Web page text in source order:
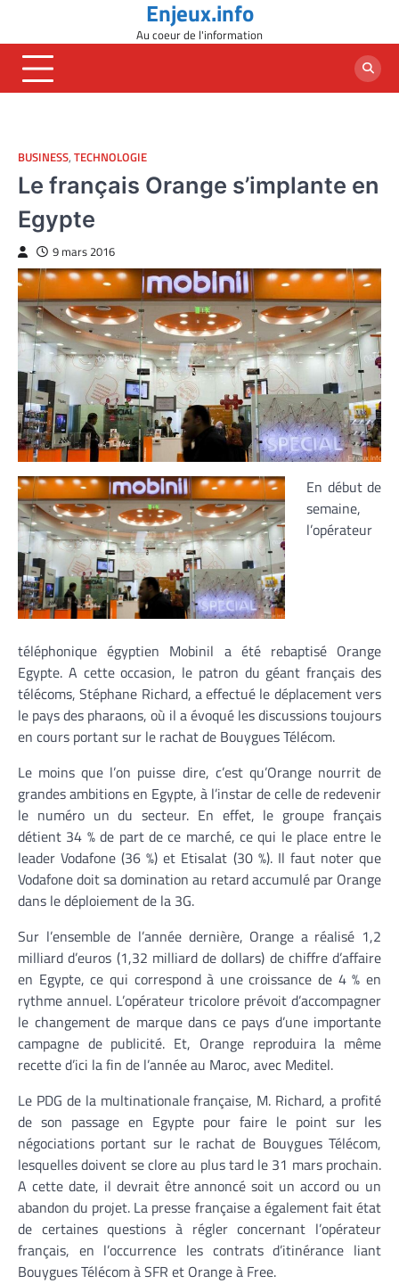
content
Enjeux.info
Au coeur de l'information
BUSINESS, TECHNOLOGIE
Le français Orange s’implante en
Egypte
9 mars 2016
En début de
semaine,
l’opérateur
téléphonique égyptien Mobinil a été rebaptisé Orange
Egypte. A cette occasion, le patron du géant français des
télécoms, Stéphane Richard, a effectué le déplacement vers
le pays des pharaons, où il a évoqué les discussions toujours
en cours portant sur le rachat de Bouygues Télécom.
Le moins que l’on puisse dire, c’est qu’Orange nourrit de
grandes ambitions en Egypte, à l’instar de celle de redevenir
le numéro un du secteur. En effet, le groupe français
détient 34 % de part de ce marché, ce qui le place entre le
leader Vodafone (36 %) et Etisalat (30 %). Il faut noter que
Vodafone doit sa domination au retard accumulé par Orange
dans le déploiement de la 3G.
Sur l’ensemble de l’année dernière, Orange a réalisé 1,2
milliard d’euros (1,32 milliard de dollars) de chiffre d’affaire
en Egypte, ce qui correspond à une croissance de 4 % en
rythme annuel. L’opérateur tricolore prévoit d’accompagner
le changement de marque dans ce pays d’une importante
campagne de publicité. Et, Orange reproduira la même
recette d’ici la fin de l’année au Maroc, avec Meditel.
Le PDG de la multinationale française, M. Richard, a profité
de son passage en Egypte pour faire le point sur les
négociations portant sur le rachat de Bouygues Télécom,
lesquelles doivent se clore au plus tard le 31 mars prochain.
A cette date, il devrait être annoncé soit un accord ou un
abandon du projet. La presse française a également fait état
de certaines questions à régler concernant l’opérateur
français, en l’occurrence les contrats d’itinérance liant
Bouygues Télécom à SFR et Orange à Free.